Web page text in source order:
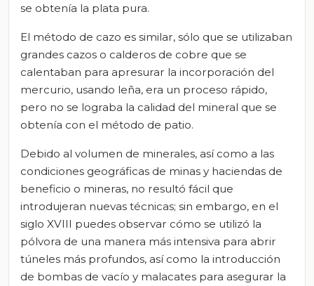
se obtenía la plata pura.
El método de cazo es similar, sólo que se utilizaban
grandes cazos o calderos de cobre que se
calentaban para apresurar la incorporación del
mercurio, usando leña, era un proceso rápido,
pero no se lograba la calidad del mineral que se
obtenía con el método de patio.
Debido al volumen de minerales, así como a las
condiciones geográficas de minas y haciendas de
beneficio o mineras, no resultó fácil que
introdujeran nuevas técnicas; sin embargo, en el
siglo XVIII puedes observar cómo se utilizó la
pólvora de una manera más intensiva para abrir
túneles más profundos, así como la introducción
de bombas de vacío y malacates para asegurar la